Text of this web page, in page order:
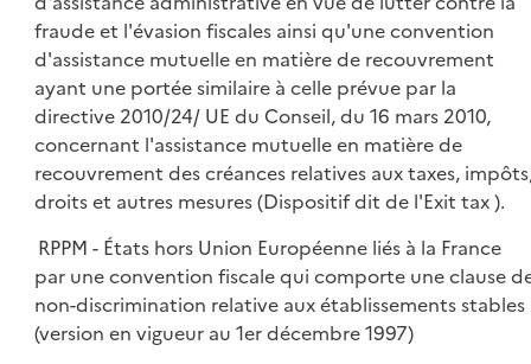
fraude et l'évasion fiscales ainsi qu'une convention
d'assistance mutuelle en matière de recouvrement
ayant une portée similaire à celle prévue par la
directive 2010/24/ UE du Conseil, du 16 mars 2010,
concernant l'assistance mutuelle en matière de
recouvrement des créances relatives aux taxes,
droits et autres mesures (Dispositif dit de l'Exit tax ).
RPPM - États hors Union Européenne liés à la France
par une convention fiscale qui comporte une clause
non-discrimination relative aux établissements stables
(version en vigueur au 1er décembre 1997)